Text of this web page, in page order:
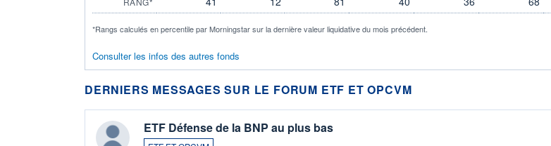
*Rangs calculés en percentile par Morningstar sur la dernière valeur liquidative du mois précédent.
Consulter les infos des autres fonds
DERNIERS MESSAGES SUR LE FORUM ETF ET OPCVM
ETF Défense de la BNP au plus bas